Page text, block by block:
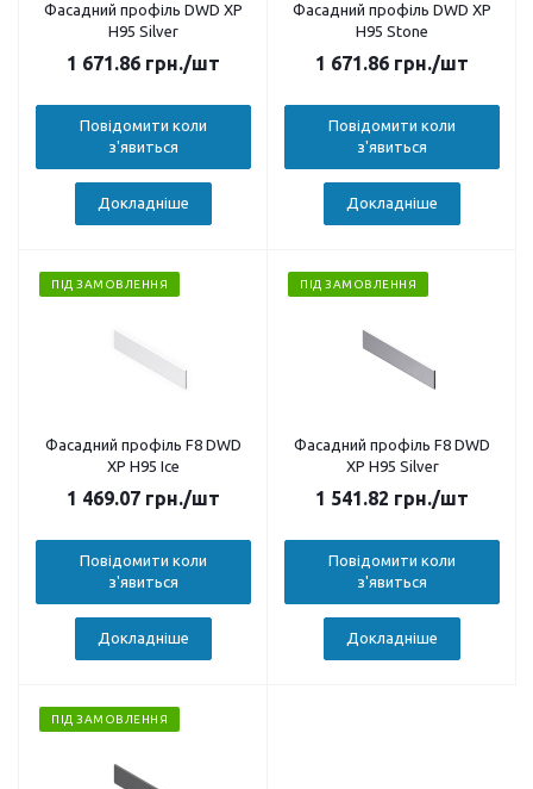
Фасадний профіль DWD XP
H95 Silver
1 671.86 грн./шт
Повідомити коли
з'явиться
Докладніше
Фасадний профіль DWD XP
H95 Stone
1 671.86 грн./шт
Повідомити коли
з'явиться
Докладніше
ПІД ЗАМОВЛЕННЯ
Фасадний профіль F8 DWD
XP H95 Ice
1 469.07 грн./шт
Повідомити коли
з'явиться
Докладніше
ПІД ЗАМОВЛЕННЯ
Фасадний профіль F8 DWD
XP H95 Silver
1 541.82 грн./шт
Повідомити коли
з'явиться
Докладніше
ПІД ЗАМОВЛЕННЯ